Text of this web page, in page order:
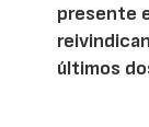
presente
últimos